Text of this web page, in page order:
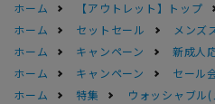
ホーム 【アウトレット】トップ
ホーム
セットセール
メンズ
ホーム
キャンペーン 新成人
ホーム
キャンペーン セール
ホーム
特集 ウォッシャブル(